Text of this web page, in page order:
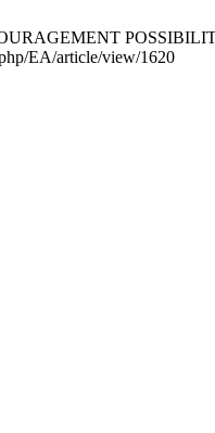
EA/article/view/1620